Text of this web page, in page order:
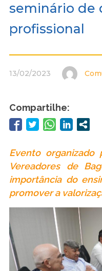
seminário de
profissional
13/02/2023
Compartilhe:
Evento organizado
Vereadores de
importância do
promover a